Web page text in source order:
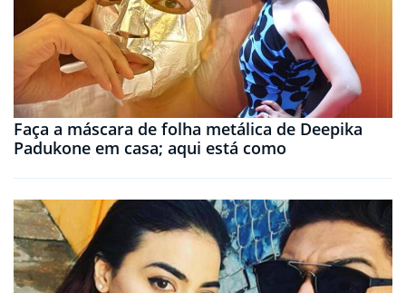
Faça a máscara de folha metálica de Deepika
Padukone em casa; aqui está como